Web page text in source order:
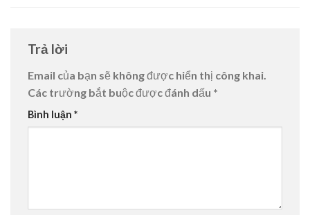
Trả lời
Email của bạn sẽ không được hiển thị công khai.
Các trường bắt buộc được đánh dấu *
Bình luận *